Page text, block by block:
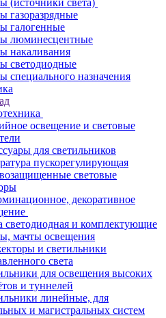
(источники света)
газоразрядные
галогенные
люминесцентные
накаливания
светодиодные
специального назначения
освещение и световые
для светильников
пускорегулирующая
световые
декоративное
светодиодная и комплектующие
мачты освещения
и светильники
света
для освещения высоких
и туннелей
линейные, для
и магистральных систем